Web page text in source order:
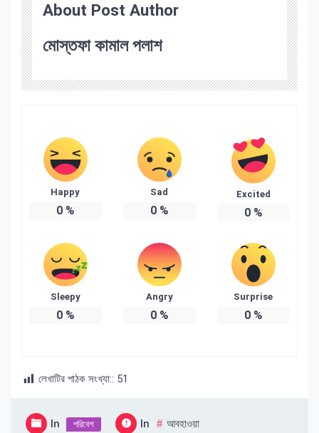
About Post Author
মোস্তফা কামাল পলাশ
Happy
0%
Sad
0%
Excited
0%
Sleepy
0%
Angry
0%
Surprise
0%
লেখাটির পাঠক সংখ্যা:: 51
In পরিবেশ In আবহাওয়া